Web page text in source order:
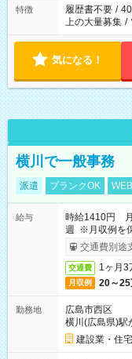
間を超える場
特徴 履歴書不要 /
上の大量募集 /
気になる！
横川で一般事務
派遣 ブランクOK
給与
時給1410円
週 ※月収例を
ービス利用可
交通費別途
交通費 1ヶ月3
月収例 20～25
勤務地
広島市西区
横川(広島県)駅
建設業・住